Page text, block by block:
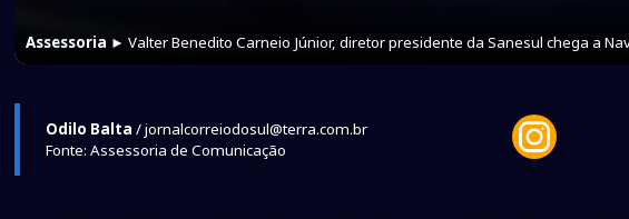
Assessoria ► Valter Benedito Carneio Júnior, diretor presidente da Sanesul chega a
Odilo Balta / jornalcorreiodosul@terra.com.br
Fonte: Assessoria de Comunicação